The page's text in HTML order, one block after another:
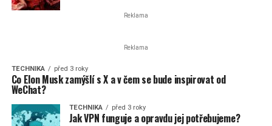
Reklama
Reklama
TECHNIKA před 3 roky
Co Elon Musk zamýšlí s X a v čem se bude inspirovat od
WeChat?
TECHNIKA před 3 roky
Jak VPN funguje a opravdu jej potřebujeme?